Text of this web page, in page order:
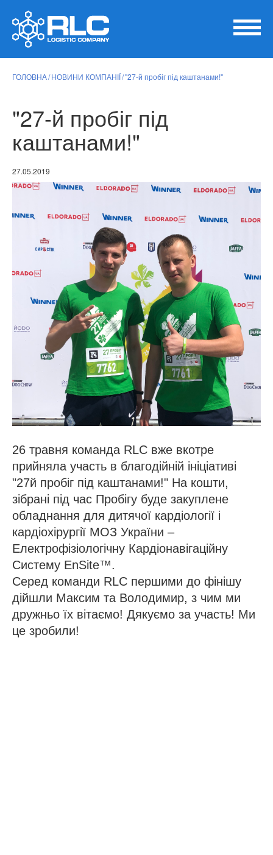
ГОЛОВНА НОВИНИ КОМПАНІЇ "27-й пробіг під каштанами!"
"27-й пробіг під
каштанами!"
27.05.2019
26 травня команда RLC вже вкотре
прийняла участь в благодійній ініціативі
"27й пробіг під каштанами!" На кошти,
зібрані під час Пробігу буде закуплене
обладнання для дитячої кардіології і
кардіохірургії МОЗ України –
Електрофізіологічну Кардіонавігаційну
Систему EnSite™.
Серед команди RLC першими до фінішу
дійшли Максим та Володимир, з чим ми
дружньо їх вітаємо! Дякуємо за участь! Ми
це зробили!